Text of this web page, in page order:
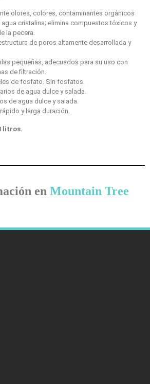
olores, colores, contaminantes orgánicos
agua cristalina; elimina compuestos tóxicos y
la pecera.
de poros altamente desarrollada y
pequeñas, adecuados para su uso con
de filtración.
de fosfato. Sin fosfatos.
de agua dulce y salada.
de agua dulce y salada.
y larga duración.
litros.
en Mountain Tree